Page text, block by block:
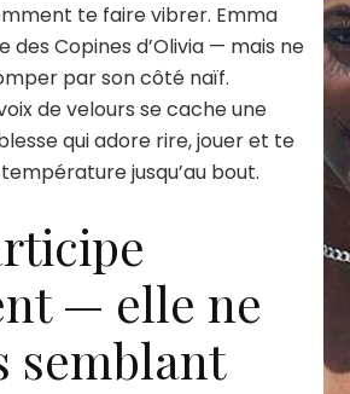
te faire vibrer. Emma
des Copines d’Olivia — mais ne
par son côté naïf.
de velours se cache une
qui adore rire, jouer et te
jusqu’au bout.
— elle ne
semblant